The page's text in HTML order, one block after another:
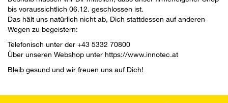
bis voraussichtlich 06.12. geschlossen ist.
Das hält uns natürlich nicht ab, Dich stattdessen auf anderen
Wegen zu begeistern:
Telefonisch unter der +43 5332 70800
Über unseren Webshop unter https://www.innotec.at
Bleib gesund und wir freuen uns auf Dich!